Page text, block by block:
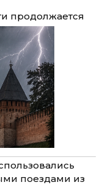
продолжается
поездами из